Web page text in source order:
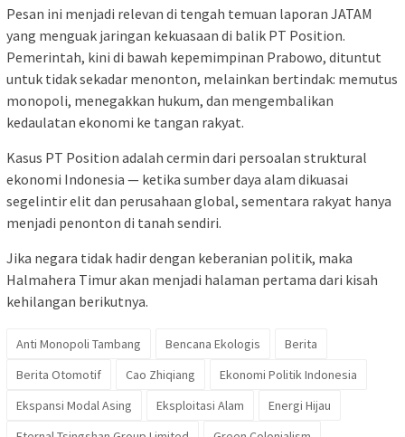
Pesan ini menjadi relevan di tengah temuan laporan JATAM
yang menguak jaringan kekuasaan di balik PT Position.
Pemerintah, kini di bawah kepemimpinan Prabowo, dituntut
untuk tidak sekadar menonton, melainkan bertindak: memutus
monopoli, menegakkan hukum, dan mengembalikan
kedaulatan ekonomi ke tangan rakyat.
Kasus PT Position adalah cermin dari persoalan struktural
ekonomi Indonesia — ketika sumber daya alam dikuasai
segelintir elit dan perusahaan global, sementara rakyat hanya
menjadi penonton di tanah sendiri.
Jika negara tidak hadir dengan keberanian politik, maka
Halmahera Timur akan menjadi halaman pertama dari kisah
kehilangan berikutnya.
Anti Monopoli Tambang Bencana Ekologis
Berita
Berita Otomotif
Cao Zhiqiang
Ekonomi Politik Indonesia
Ekspansi Modal Asing
Eksploitasi Alam
Energi Hijau